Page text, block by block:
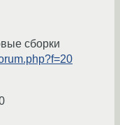
сборки